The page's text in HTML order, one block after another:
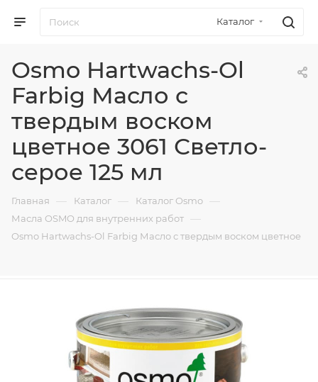
Каталог
Osmo Hartwachs-Ol
Farbig Масло с
твердым воском
цветное 3061 Светло-
серое 125 мл
Главная — Каталог — Каталог Osmo —
Масла OSMO для внутренних работ —
Osmo Hartwachs-Ol Farbig Масло с твердым воском цветное